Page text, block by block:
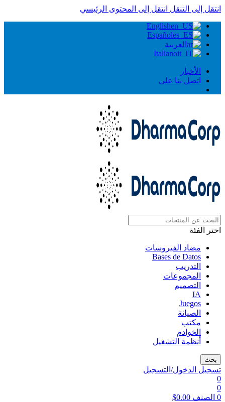
انتقل إلى التنقل انتقل إلى المحتوى الرئيسي
English
Español
العربية
Italiano
الأخبار
اتصل بنا على
اختر الفئة
مضاد الفيروسات
Bases de Datos
التدريب
المجموعات
التصميم
IA
Juegos
الصيانة
مكتب
الخوادم
أنظمة التشغيل
بحث
تسجيل الدخول/التسجيل
0
0
0 الصنف $0.00